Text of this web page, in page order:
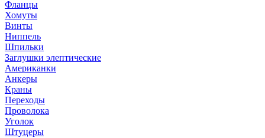
Фланцы
Хомуты
Винты
Ниппель
Шпильки
Заглушки элептические
Американки
Анкеры
Краны
Переходы
Проволока
Уголок
Штуцеры